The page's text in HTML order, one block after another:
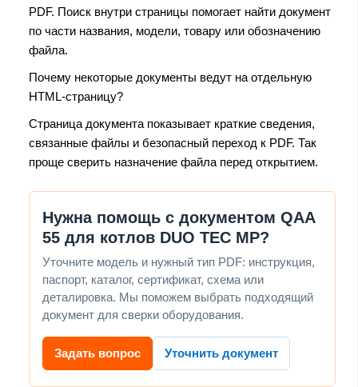
PDF. Поиск внутри страницы помогает найти документ
по части названия, модели, товару или обозначению
файла.
Почему некоторые документы ведут на отдельную
HTML-страницу?
Страница документа показывает краткие сведения,
связанные файлы и безопасный переход к PDF. Так
проще сверить назначение файла перед открытием.
Нужна помощь с документом QAA
55 для котлов DUO TEC MP?
Уточните модель и нужный тип PDF: инструкция,
паспорт, каталог, сертификат, схема или
деталировка. Мы поможем выбрать подходящий
документ для сверки оборудования.
Задать вопрос Уточнить документ